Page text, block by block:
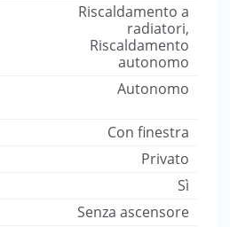
Riscaldamento a
radiatori,
Riscaldamento
autonomo
Autonomo
Con finestra
Privato
Sì
Senza ascensore